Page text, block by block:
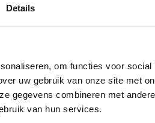
Details
om functies voor
uw gebruik van onze site met
gegevens combineren met
van hun services.